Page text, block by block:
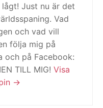
Just nu är det
Vad
och vad vill
följa mig på
och på Facebook:
TILL MIG! Visa